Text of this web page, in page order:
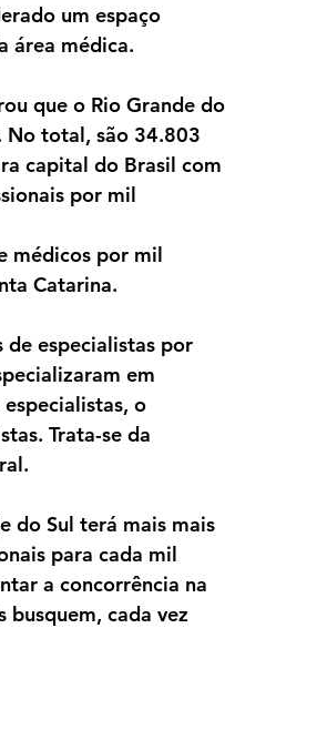
um espaço
área médica.
que o Rio Grande do
No total, são 34.803
capital do Brasil com
por mil
médicos por mil
Catarina.
de especialistas por
em
o
Trata-se da
do Sul terá mais mais
para cada mil
a concorrência na
cada vez